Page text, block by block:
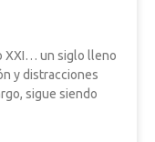
XXI… un siglo lleno
y distracciones
sigue siendo